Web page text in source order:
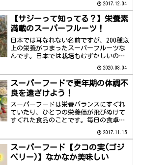
2017.12.04
【サジーって知ってる？】栄養素
満載のスーパーフルーツ！
日本では耳なれない名前ですが、200種以
上の栄養がつまったスーパーフルーツな
んです。日本では栽培もむずかしいの
合ったフルーツかもしれませんよ。
2020.08.04
スーパーフードで更年期の体調不
良を遠ざけよう！
スーパーフードは栄養バランスにすぐれ
ていたり、ひとつの栄養価が飛びぬけて
すぐれた食品のことです。毎日の食卓に
ら…更年期特有の不調もなくなるかもし
れませんよ。
2017.11.15
スーパーフード【クコの実(ゴジ
ベリー)】なかなか美味しい